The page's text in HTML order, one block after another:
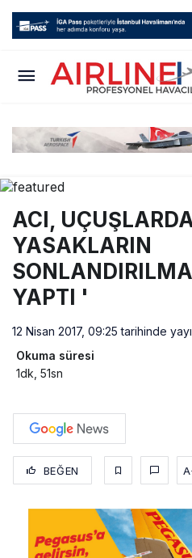
ACI,
YASAKLARIN
YAPTI '
12 Nisan 2017, 09:25 tarihinde
Okuma süresi
1dk, 51sn
BEĞEN